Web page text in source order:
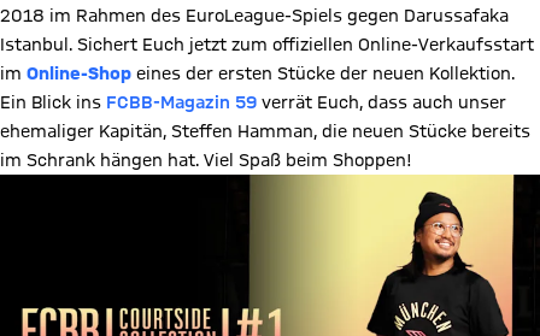
2018 im Rahmen des EuroLeague-Spiels gegen Darussafaka
Istanbul. Sichert Euch jetzt zum offiziellen Online-Verkaufsstart
im Online-Shop eines der ersten Stücke der neuen Kollektion.
Ein Blick ins FCBB-Magazin 59 verrät Euch, dass auch unser
ehemaliger Kapitän, Steffen Hamman, die neuen Stücke bereits
im Schrank hängen hat. Viel Spaß beim Shoppen!